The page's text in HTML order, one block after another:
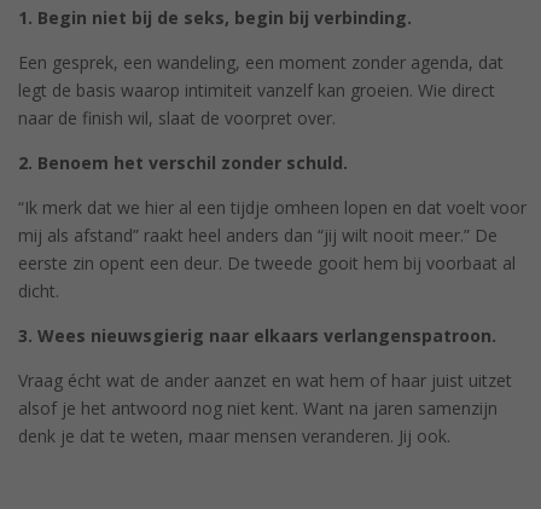
1. Begin niet bij de seks, begin bij verbinding.
Een gesprek, een wandeling, een moment zonder agenda, dat
legt de basis waarop intimiteit vanzelf kan groeien. Wie direct
naar de finish wil, slaat de voorpret over.
2. Benoem het verschil zonder schuld.
“Ik merk dat we hier al een tijdje omheen lopen en dat voelt voor
mij als afstand” raakt heel anders dan “jij wilt nooit meer.” De
eerste zin opent een deur. De tweede gooit hem bij voorbaat al
dicht.
3. Wees nieuwsgierig naar elkaars verlangenspatroon.
Vraag écht wat de ander aanzet en wat hem of haar juist uitzet
alsof je het antwoord nog niet kent. Want na jaren samenzijn
denk je dat te weten, maar mensen veranderen. Jij ook.